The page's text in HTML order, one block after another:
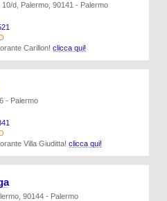
d, Palermo, 90141 - Palermo
Carillon! clicca qui!
- Palermo
Villa Giuditta! clicca qui!
90144 - Palermo